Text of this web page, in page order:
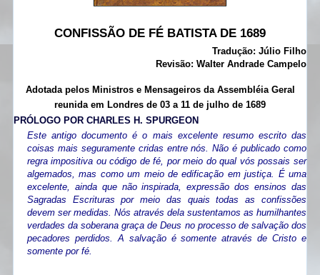
CONFISSÃO DE FÉ BATISTA DE 1689
Tradução: Júlio Filho
Revisão: Walter Andrade Campelo
Adotada pelos Ministros e Mensageiros da Assembléia Geral
reunida em Londres de 03 a 11 de julho de 1689
PRÓLOGO POR CHARLES H. SPURGEON
Este antigo documento é o mais excelente resumo escrito das
coisas mais seguramente cridas entre nós. Não é publicado como
regra impositiva ou código de fé, por meio do qual vós possais ser
algemados, mas como um meio de edificação em justiça. É uma
excelente, ainda que não inspirada, expressão dos ensinos das
Sagradas Escrituras por meio das quais todas as confissões
devem ser medidas. Nós através dela sustentamos as humilhantes
verdades da soberana graça de Deus no processo de salvação dos
pecadores perdidos. A salvação é somente através de Cristo e
somente por fé.